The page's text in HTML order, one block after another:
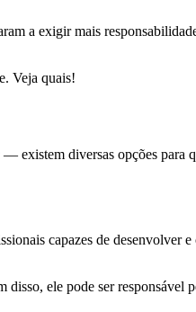
a exigir mais
Veja quais!
existem diversas opções para
capazes de desenvolver
ele pode ser responsável